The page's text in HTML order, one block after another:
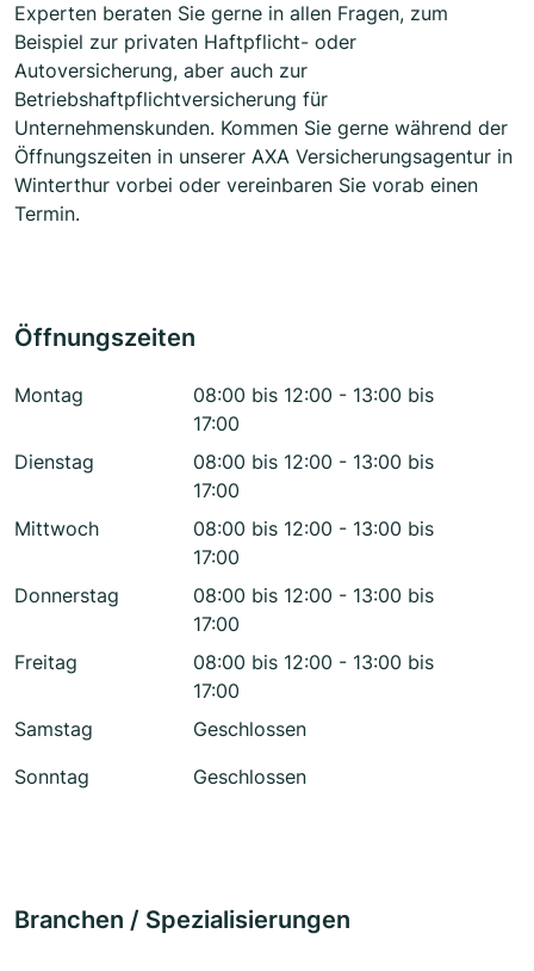
Experten beraten Sie gerne in allen Fragen, zum
Beispiel zur privaten Haftpflicht- oder
Autoversicherung, aber auch zur
Betriebshaftpflichtversicherung für
Unternehmenskunden. Kommen Sie gerne während der
Öffnungszeiten in unserer AXA Versicherungsagentur in
Winterthur vorbei oder vereinbaren Sie vorab einen
Termin.
Öffnungszeiten
Montag
08:00 bis 12:00 - 13:00 bis
17:00
Dienstag
08:00 bis 12:00 - 13:00 bis
17:00
Mittwoch
08:00 bis 12:00 - 13:00 bis
17:00
Donnerstag
08:00 bis 12:00 - 13:00 bis
17:00
Freitag
08:00 bis 12:00 - 13:00 bis
17:00
Samstag
Geschlossen
Sonntag
Geschlossen
Branchen / Spezialisierungen